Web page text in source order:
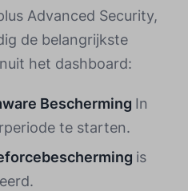
Advanced Security,
de belangrijkste
het dashboard:
Bescherming In
te starten.
is